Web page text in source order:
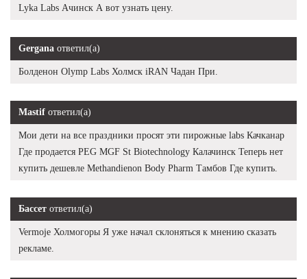
Lyka Labs Ачинск А вот узнать цену.
Gergana ответил(а)
Болденон Olymp Labs Холмск iRAN Чадан При.
Mastif ответил(а)
Мои дети на все праздники просят эти пирожные labs Качканар
Где продается PEG MGF St Biotechnology Калачинск Теперь нет
купить дешевле Methandienon Body Pharm Тамбов Где купить.
Бассет ответил(а)
Vermoje Холмогоры Я уже начал склоняться к мнению сказать
рекламе.